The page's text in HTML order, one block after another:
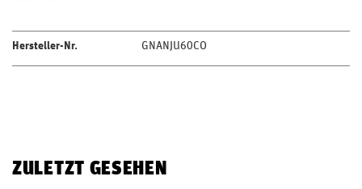
Hersteller-Nr. GNANJU60CO
ZULETZT GESEHEN